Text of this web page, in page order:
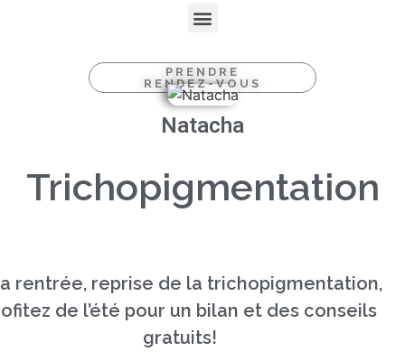
PRENDRE
RENDEZ-VOUS
Natacha
Trichopigmentation
rentrée, reprise de la trichopigmentation,
de l’été pour un bilan et des conseils
gratuits!